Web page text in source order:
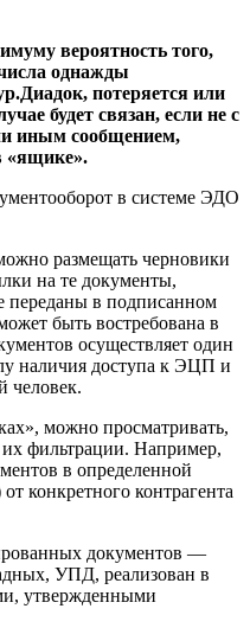
вероятность того,
однажды
потеряется или
будет связан, если не с
иным сообщением,
«ящике».
размещать черновики
на те документы,
переданы в подписанном
быть востребована в
осуществляет один
наличия доступа к ЭЦП и
человек.
можно просматривать,
фильтрации. Например,
в определенной
конкретного контрагента
документов —
УПД, реализован в
утвержденными